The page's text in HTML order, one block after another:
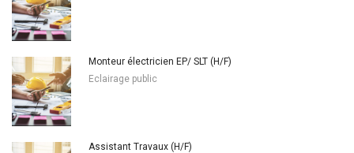
Monteur électricien EP/ SLT (H/F)
Eclairage public
Assistant Travaux (H/F)